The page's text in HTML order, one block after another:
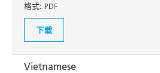
格式: PDF
下载
Vietnamese